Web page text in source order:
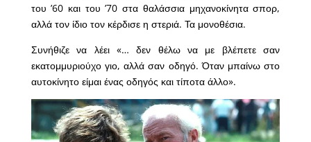
του ’60 και του ’70 στα θαλάσσια μηχανοκίνητα σπορ,
αλλά τον ίδιο τον κέρδισε η στεριά. Τα μονοθέσια.
Συνήθιζε να λέει «… δεν θέλω να με βλέπετε σαν
εκατομμυριούχο γιο, αλλά σαν οδηγό. Όταν μπαίνω στο
αυτοκίνητο είμαι ένας οδηγός και τίποτα άλλο».